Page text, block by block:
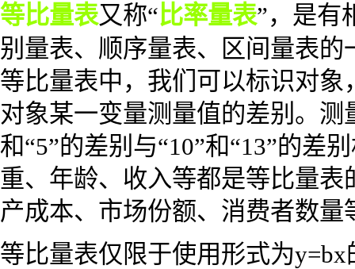
等比量表又称“比率量表”，是有
别量表、顺序量表、区间量表
等比量表中，我们可以标识对
对象某一变量测量值的差别。
和“5”的差别与“10”和“13”的差
重、年龄、收入等都是等比量表
产成本、市场份额、消费者数
等比量表仅限于使用形式为